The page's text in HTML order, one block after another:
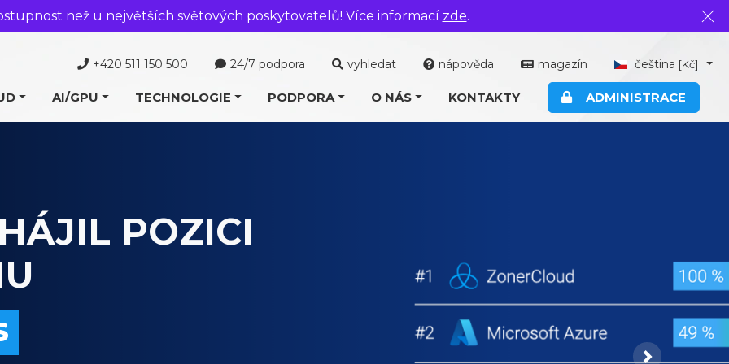
než u největších světových poskytovatelů! Více informací zde.
+420 511 150 500 24/7 podpora vyhledat nápověda magazín čeština [Kč]
AI/GPU TECHNOLOGIE PODPORA O NÁS KONTAKTY ADMINISTRACE
PRO 6000